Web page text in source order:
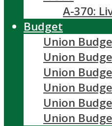
A-370:
Budget
Union
Union
Union
Union
Union
Union